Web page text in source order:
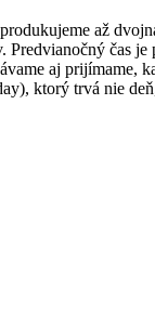
až
Predvianočný čas
aj prijímame,
ktorý trvá nie